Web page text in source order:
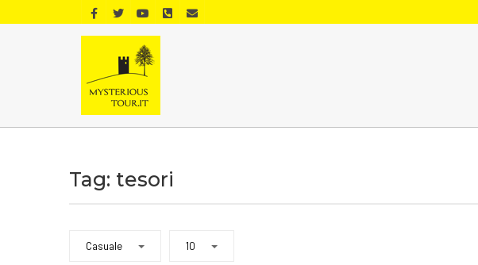
Tag: tesori
Casuale 10